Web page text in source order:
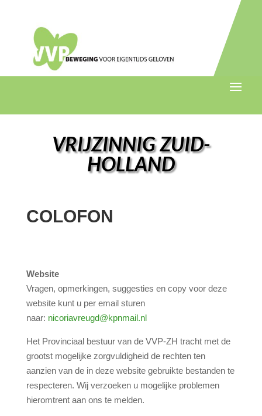
VRIJZINNIG ZUID-
HOLLAND
COLOFON
Website
Vragen, opmerkingen, suggesties en copy voor deze
website kunt u per email sturen
naar: nicoriavreugd@kpnmail.nl
Het Provinciaal bestuur van de VVP-ZH tracht met de
grootst mogelijke zorgvuldigheid de rechten ten
aanzien van de in deze website gebruikte bestanden te
respecteren. Wij verzoeken u mogelijke problemen
hieromtrent aan ons te melden.